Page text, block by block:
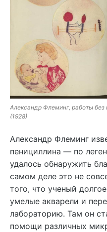
Александр Флеминг, работы без
(1928)
Александр Флеминг
пенициллина — по
удалось обнаружить
самом деле это не
того, что ученый
умелые акварели и
лабораторию. Там он
помощи различных